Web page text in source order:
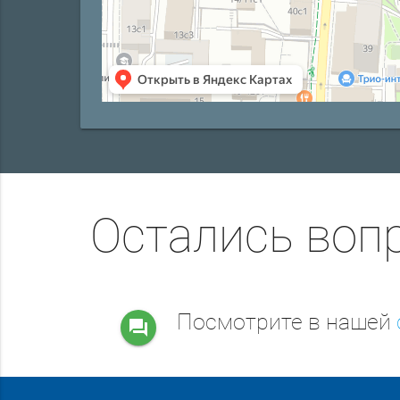
Остались
question_answer Посмотрите в нашей